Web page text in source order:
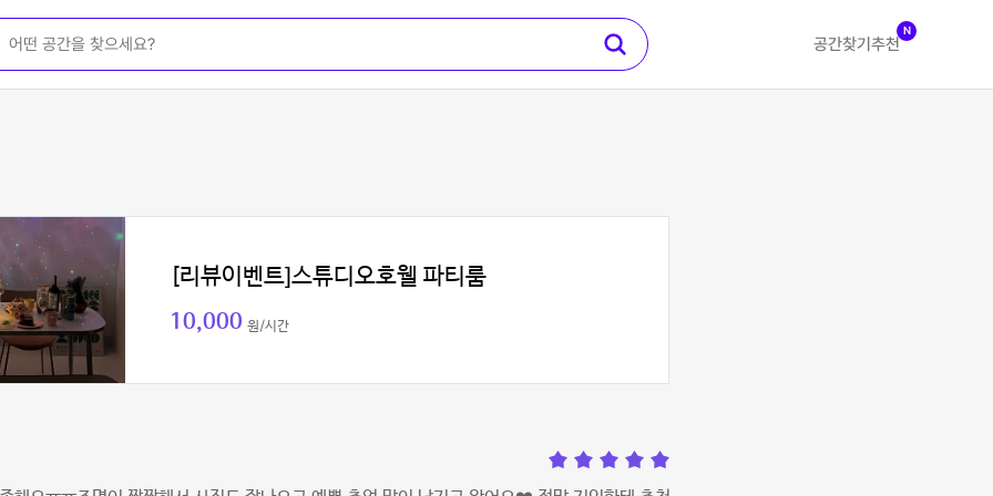
공간찾기 추천
N
[리뷰이벤트]스튜디오호웰 파티룸
10,000 원/시간